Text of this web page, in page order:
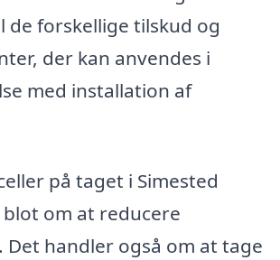
de forskellige tilskud og
der kan anvendes i
med installation af
på taget i Simested
om at reducere
Det handler også om at tage